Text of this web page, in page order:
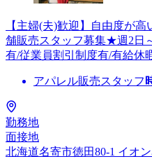
【主婦(夫)歓迎】自由度が
舗販売スタッフ募集★週2日
有/従業員割引制度有/有給
アパレル販売スタッフ
勤務地
面接地
北海道名寄市徳田80-1 イオ